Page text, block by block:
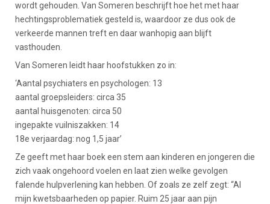
wordt gehouden. Van Someren beschrijft hoe het met haar
hechtingsproblematiek gesteld is, waardoor ze dus ook de
verkeerde mannen treft en daar wanhopig aan blijft
vasthouden.
Van Someren leidt haar hoofstukken zo in:
‘Aantal psychiaters en psychologen: 13
aantal groepsleiders: circa 35
aantal huisgenoten: circa 50
ingepakte vuilniszakken: 14
18e verjaardag: nog 1,5 jaar’
Ze geeft met haar boek een stem aan kinderen en jongeren die
zich vaak ongehoord voelen en laat zien welke gevolgen
falende hulpverlening kan hebben. Of zoals ze zelf zegt: “Al
mijn kwetsbaarheden op papier. Ruim 25 jaar aan pijn